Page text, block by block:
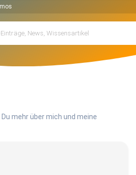
mehr über mich und meine